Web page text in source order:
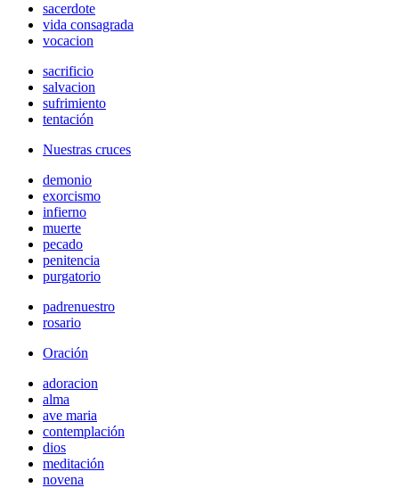
sacerdote
vida consagrada
vocacion
sacrificio
salvacion
sufrimiento
tentación
Nuestras cruces
demonio
exorcismo
infierno
muerte
pecado
penitencia
purgatorio
padrenuestro
rosario
Oración
adoracion
alma
ave maria
contemplación
dios
meditación
novena